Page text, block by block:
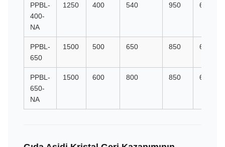
PPBL-
400-
NA
1250 400 540 950 631
PPBL-
650
1500 500 650 850 607
PPBL-
650-
NA
1500 600 800 850 607